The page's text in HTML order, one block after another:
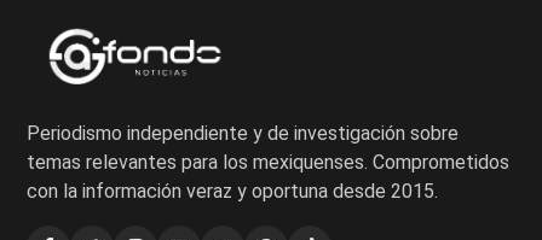
Periodismo independiente y de investigación sobre
temas relevantes para los mexiquenses. Comprometidos
con la información veraz y oportuna desde 2015.